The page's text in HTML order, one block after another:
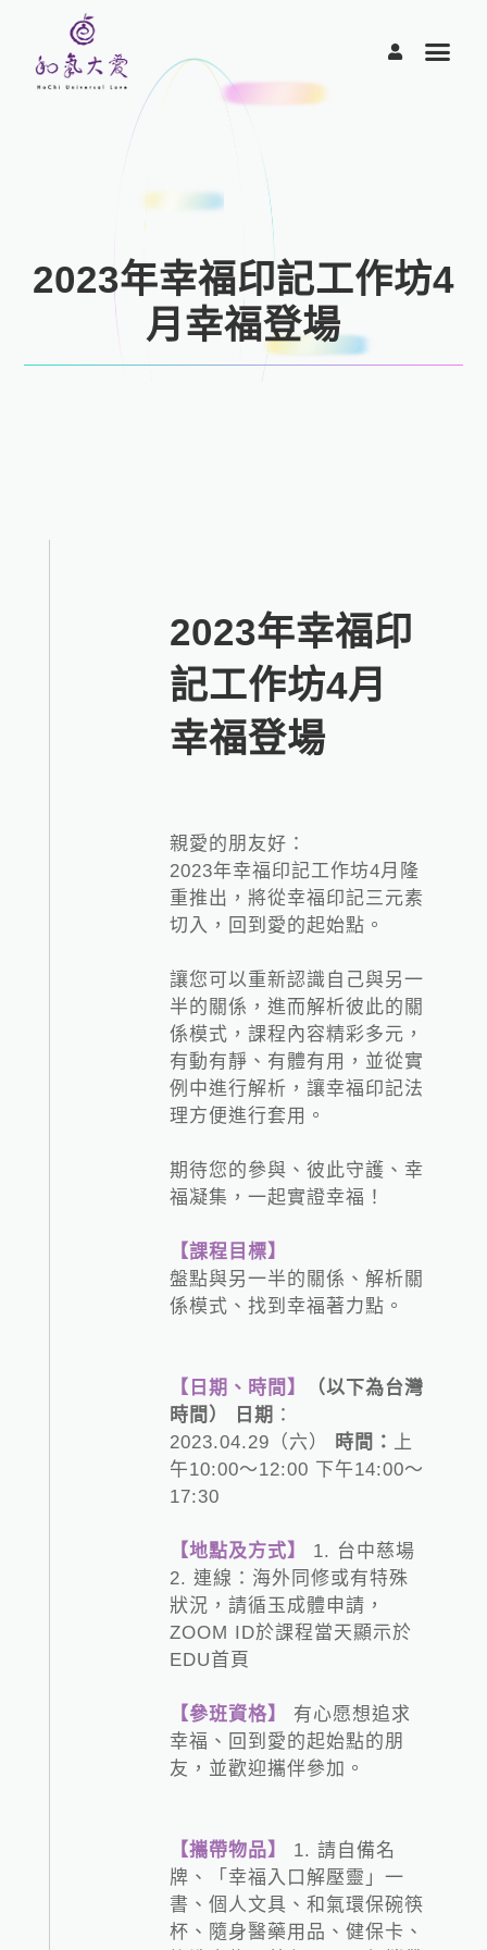
2023年幸福印記工作坊4
月幸福登場
2023年幸福印
記工作坊4月
幸福登場
親愛的朋友好：
2023年幸福印記工作坊4月隆
重推出，將從幸福印記三元素
切入，回到愛的起始點。
讓您可以重新認識自己與另一
半的關係，進而解析彼此的關
係模式，課程內容精彩多元，
有動有靜、有體有用，並從實
例中進行解析，讓幸福印記法
理方便進行套用。
期待您的參與、彼此守護、幸
福凝集，一起實證幸福！
【課程目標】
盤點與另一半的關係、解析關
係模式、找到幸福著力點。
【日期、時間】
（以下為台灣
時間）
日期 ：
2023.04.29（六）
時間：
上
午10:00～12:00 下午14:00～
17:30
【地點及方式】
1. 台中慈場
2. 連線：海外同修或有特殊
狀況，請循玉成體申請，
ZOOM ID於課程當天顯示於
EDU首頁
【參班資格】
有心愿想追求
幸福、回到愛的起始點的朋
友，並歡迎攜伴參加。
【攜帶物品】
1. 請自備名
牌、「幸福入口解壓靈」一
書、個人文具、和氣環保碗筷
杯、隨身醫藥用品、健保卡、